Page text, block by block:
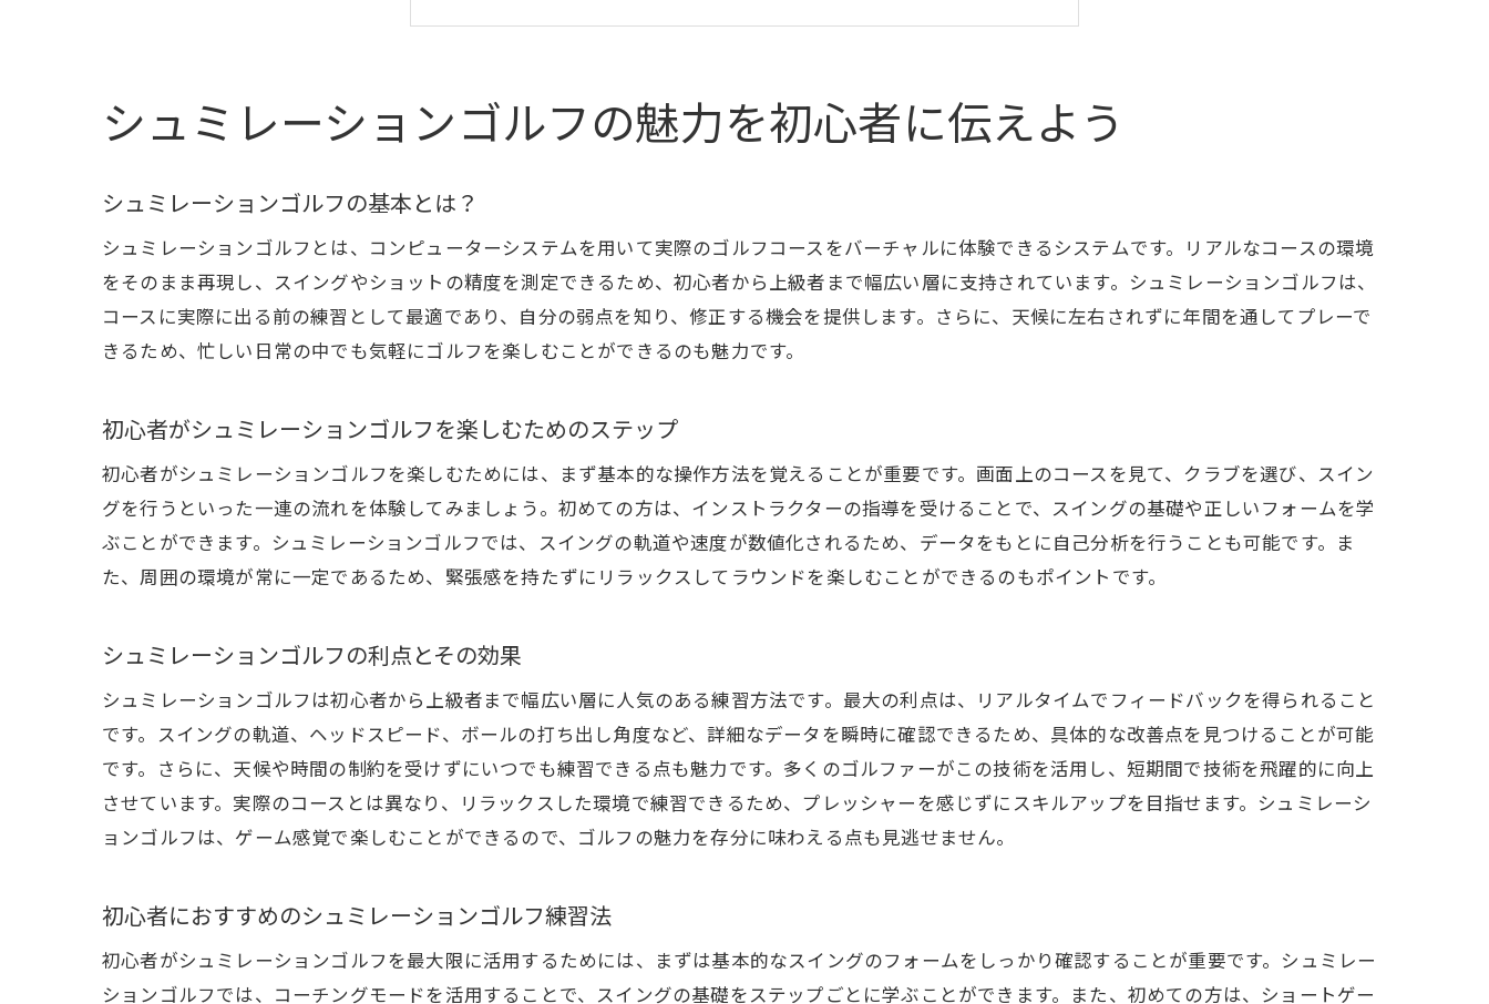
初心者におすすめのシュミレーションゴルフ練習法
シュミレーションゴルフを始める際の注意点
基本動作の確認でシュミレーションゴルフを活用する
シュミレーションゴルフでの体重移動の重要性
ボールの打ち出し角度を正確に理解する方法
シュミレーションで体験するショットの正確性
静かな環境でのシュミレーションゴルフのメリット
シュミレーションゴルフでスイングを安定させる技術
メンタルを鍛えるためのシュミレーション活用法
スイングの安定性を向上させるための練習法
シュミレーションゴルフを活用したメンタル強化
データ解析でスイングの弱点を発見する
シュミレーションゴルフで得られる重要なデータとは
スイングスピードと打ち出し角度の関係を理解する
技術向上に役立つシュミレーションデータの活用法
シュミレーションゴルフで技術を向上させるためのポイント
ゴルフの魅力を体感するためのシミュレーション活用術
シュミレーションゴルフでリアルなコース体験を楽しむ
シュミレーションゴルフの魅力を初心者に伝えよう
シュミレーションゴルフの基本とは？
シュミレーションゴルフとは、コンピューターシステムを用いて実際のゴルフコースをバーチャルに体験できるシステムです。リアルなコースの環境
をそのまま再現し、スイングやショットの精度を測定できるため、初心者から上級者まで幅広い層に支持されています。シュミレーションゴルフは、
コースに実際に出る前の練習として最適であり、自分の弱点を知り、修正する機会を提供します。さらに、天候に左右されずに年間を通してプレーで
きるため、忙しい日常の中でも気軽にゴルフを楽しむことができるのも魅力です。
初心者がシュミレーションゴルフを楽しむためのステップ
初心者がシュミレーションゴルフを楽しむためには、まず基本的な操作方法を覚えることが重要です。画面上のコースを見て、クラブを選び、スイン
グを行うといった一連の流れを体験してみましょう。初めての方は、インストラクターの指導を受けることで、スイングの基礎や正しいフォームを学
ぶことができます。シュミレーションゴルフでは、スイングの軌道や速度が数値化されるため、データをもとに自己分析を行うことも可能です。ま
た、周囲の環境が常に一定であるため、緊張感を持たずにリラックスしてラウンドを楽しむことができるのもポイントです。
シュミレーションゴルフの利点とその効果
シュミレーションゴルフは初心者から上級者まで幅広い層に人気のある練習方法です。最大の利点は、リアルタイムでフィードバックを得られること
です。スイングの軌道、ヘッドスピード、ボールの打ち出し角度など、詳細なデータを瞬時に確認できるため、具体的な改善点を見つけることが可能
です。さらに、天候や時間の制約を受けずにいつでも練習できる点も魅力です。多くのゴルファーがこの技術を活用し、短期間で技術を飛躍的に向上
させています。実際のコースとは異なり、リラックスした環境で練習できるため、プレッシャーを感じずにスキルアップを目指せます。シュミレーシ
ョンゴルフは、ゲーム感覚で楽しむことができるので、ゴルフの魅力を存分に味わえる点も見逃せません。
初心者におすすめのシュミレーションゴルフ練習法
初心者がシュミレーションゴルフを最大限に活用するためには、まずは基本的なスイングのフォームをしっかり確認することが重要です。シュミレー
ションゴルフでは、コーチングモードを活用することで、スイングの基礎をステップごとに学ぶことができます。また、初めての方は、ショートゲー